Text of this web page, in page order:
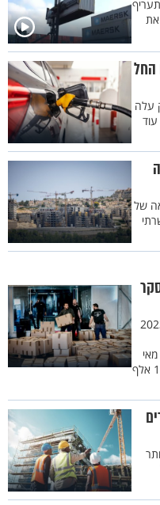
את
החל
עלה
של
עוני אלטרנטיבי לשנת 2023
מאי
ביטחון תזונתי. הביטוח הלאומי מדווח על 134 אלף